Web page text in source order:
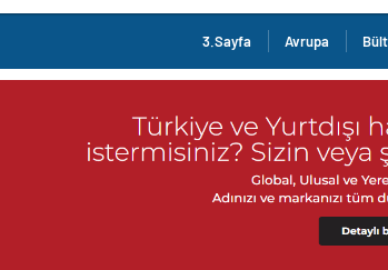
3.Sayfa Avrupa